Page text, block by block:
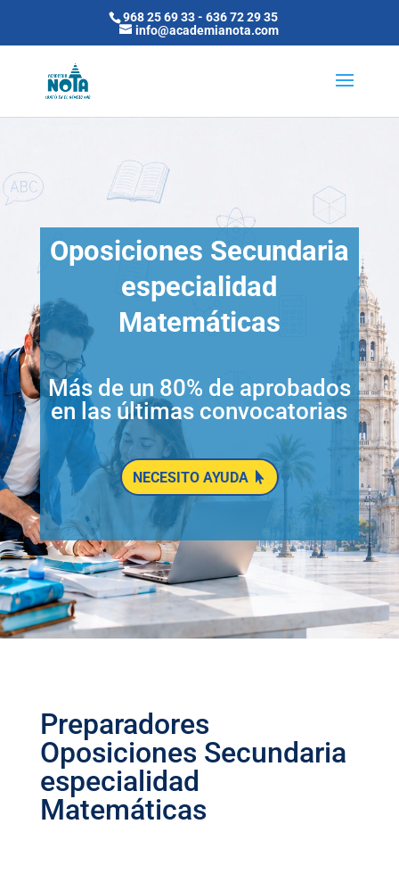
968 25 69 33-636 72 29 35
info@academianota.com
Oposiciones Secundaria
especialidad
Matemáticas
Más de un 80% de aprobados
en las últimas convocatorias
NECESITO AYUDA
Preparadores
Oposiciones Secundaria
especialidad
Matemáticas